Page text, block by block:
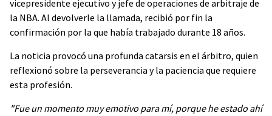
vicepresidente ejecutivo y jefe de operaciones de arbitraje de
la NBA. Al devolverle la llamada, recibió por fin la
confirmación por la que había trabajado durante 18 años.
La noticia provocó una profunda catarsis en el árbitro, quien
reflexionó sobre la perseverancia y la paciencia que requiere
esta profesión.
"Fue un momento muy emotivo para mí, porque he estado ahí